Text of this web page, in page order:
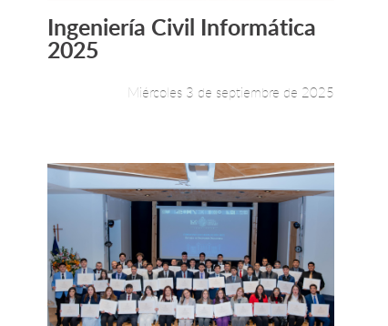
Leer más +
Ingeniería Civil Informática
2025
Miércoles 3 de septiembre de 2025